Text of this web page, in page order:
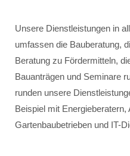
Unsere Dienstleistungen in
umfassen die Bauberatung,
Beratung zu Fördermitteln,
Bauanträgen und Seminare
runden unsere
Beispiel mit Energieberatern,
Gartenbaubetrieben und IT-